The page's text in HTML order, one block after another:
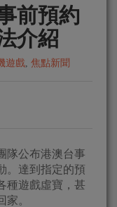
前預約
介紹
遊戲, 焦點新聞
隊公布港澳台事
。達到指定的預
種遊戲虛寶，甚
。